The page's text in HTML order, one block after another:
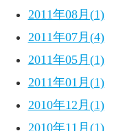
2011年08月(1)
2011年07月(4)
2011年05月(1)
2011年01月(1)
2010年12月(1)
2010年11月(1)